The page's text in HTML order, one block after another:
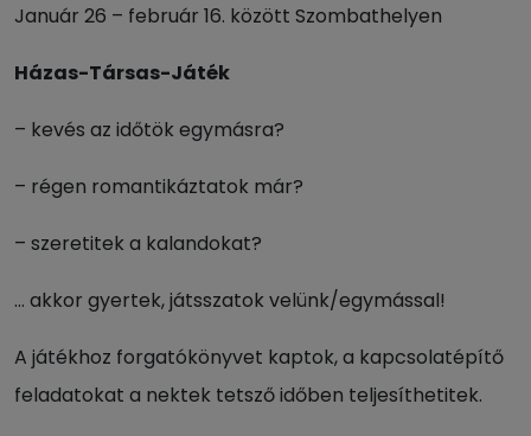
Január 26 – február 16. között Szombathelyen
Házas-Társas-Játék
– kevés az időtök egymásra?
– régen romantikáztatok már?
– szeretitek a kalandokat?
… akkor gyertek, játsszatok velünk/egymással!
A játékhoz forgatókönyvet kaptok, a kapcsolatépítő
feladatokat a nektek tetsző időben teljesíthetitek.